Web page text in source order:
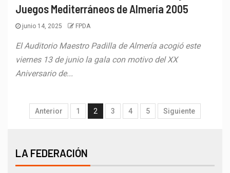
Juegos Mediterráneos de Almería 2005
junio 14, 2025 FPDA
El Auditorio Maestro Padilla de Almería acogió este
viernes 13 de junio la gala con motivo del XX
Aniversario de...
Anterior 1 2 3 4 5 Siguiente
LA FEDERACIÓN